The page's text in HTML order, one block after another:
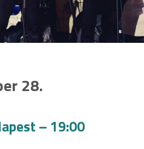
28.
– 19:00